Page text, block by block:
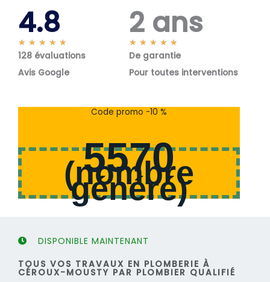
4.8
★ ★ ★ ★ ★
o
s
128 évaluations
Avis Google
2 ans
★ ★ ★ ★ ★
o
s
De garantie
Pour toutes interventions
Code promo -10 %
5570
(nombre
généré)
DISPONIBLE MAINTENANT
TOUS VOS TRAVAUX EN PLOMBERIE À
CÉROUX-MOUSTY PAR PLOMBIER QUALIFIÉ